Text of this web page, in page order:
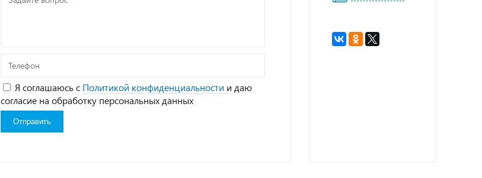
Телефон
Я соглашаюсь с Политикой конфиденциальности и даю
согласие на обработку персональных данных